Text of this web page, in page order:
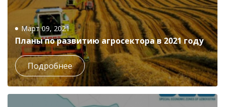
Март 09, 2021
Планы по развитию агросектора в 2021 году
Подробнее